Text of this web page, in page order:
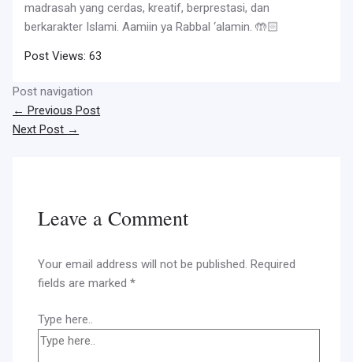
madrasah yang cerdas, kreatif, berprestasi, dan
berkarakter Islami. Aamiin ya Rabbal ‘alamin. 🤲🏻
Post Views: 63
Post navigation
← Previous Post
Next Post →
Leave a Comment
Your email address will not be published. Required
fields are marked*
Type here..